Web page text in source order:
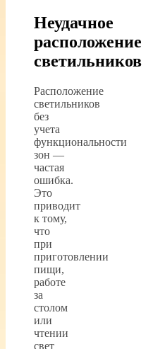
Неудачное
расположение
светильников
Расположение
светильников
без
учета
функциональности
зон —
частая
ошибка.
Это
приводит
к тому,
что
при
приготовлении
пищи,
работе
за
столом
или
чтении
свет